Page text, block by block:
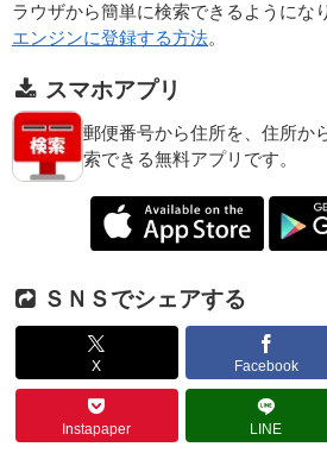
ラウザから簡単に検索できるようにな
エンジンに登録する方法。
スマホアプリ
郵便番号から住所を、住所か
索できる無料アプリです。
ＳＮＳでシェアする
X Facebook
Instapaper LINE